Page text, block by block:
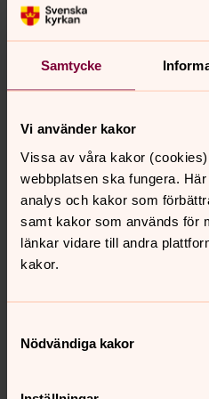
Samtycke
Vi använder kakor
Vissa av våra kakor
webbplatsen ska fungera.
analys och kakor som
samt kakor som används för
länkar vidare till andra
kakor.
Nödvändiga kakor
presenter som verkligen
skapar trygghet,
Berättelser som
Möt människorna bakom Act
runt om i världen. Här får du
se vilken skillnad gåvor och
Nyhetsbrev
Genom Act Svenska
uppdateringar, inbjudan till